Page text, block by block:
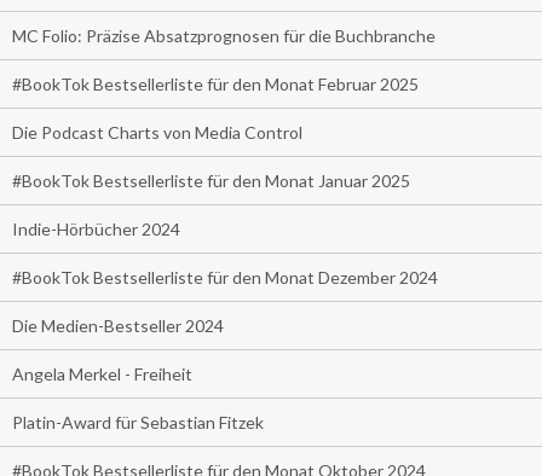
MC Folio: Präzise Absatzprognosen für die Buchbranche
#BookTok Bestsellerliste für den Monat Februar 2025
Die Podcast Charts von Media Control
#BookTok Bestsellerliste für den Monat Januar 2025
Indie-Hörbücher 2024
#BookTok Bestsellerliste für den Monat Dezember 2024
Die Medien-Bestseller 2024
Angela Merkel - Freiheit
Platin-Award für Sebastian Fitzek
#BookTok Bestsellerliste für den Monat Oktober 2024